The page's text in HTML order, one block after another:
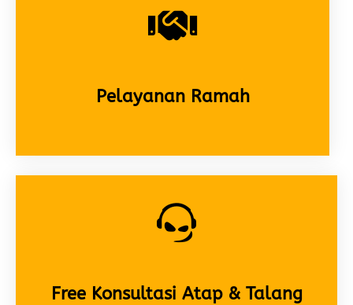
Pelayanan Ramah
Free Konsultasi Atap & Talang